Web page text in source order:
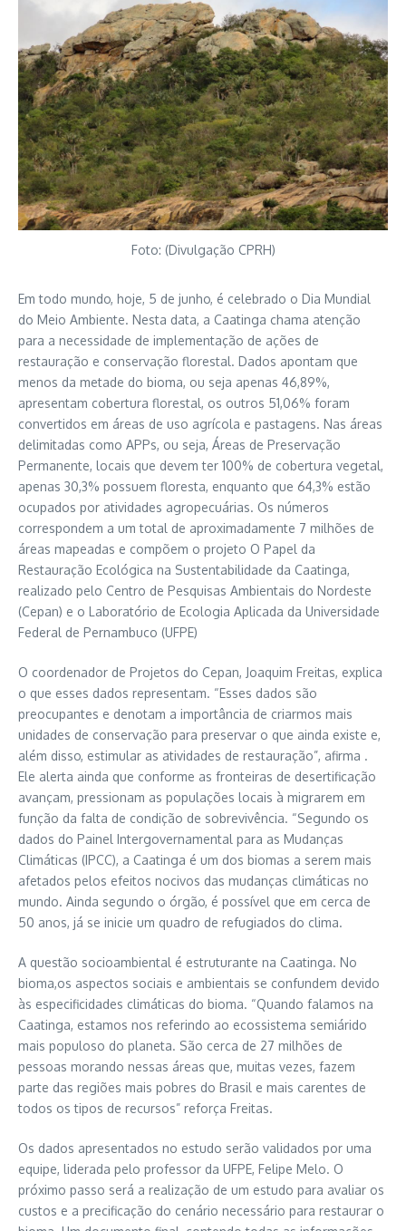
Foto: (Divulgação CPRH)
Em todo mundo, hoje, 5 de junho, é celebrado o Dia Mundial
do Meio Ambiente. Nesta data, a Caatinga chama atenção
para a necessidade de implementação de ações de
restauração e conservação florestal. Dados apontam que
menos da metade do bioma, ou seja apenas 46,89%,
apresentam cobertura florestal, os outros 51,06% foram
convertidos em áreas de uso agrícola e pastagens. Nas áreas
delimitadas como APPs, ou seja, Áreas de Preservação
Permanente, locais que devem ter 100% de cobertura vegetal,
apenas 30,3% possuem floresta, enquanto que 64,3% estão
ocupados por atividades agropecuárias. Os números
correspondem a um total de aproximadamente 7 milhões de
áreas mapeadas e compõem o projeto O Papel da
Restauração Ecológica na Sustentabilidade da Caatinga,
realizado pelo Centro de Pesquisas Ambientais do Nordeste
(Cepan) e o Laboratório de Ecologia Aplicada da Universidade
Federal de Pernambuco (UFPE)
O coordenador de Projetos do Cepan, Joaquim Freitas, explica
o que esses dados representam. “Esses dados são
preocupantes e denotam a importância de criarmos mais
unidades de conservação para preservar o que ainda existe e,
além disso, estimular as atividades de restauração”, afirma .
Ele alerta ainda que conforme as fronteiras de desertificação
avançam, pressionam as populações locais à migrarem em
função da falta de condição de sobrevivência. “Segundo os
dados do Painel Intergovernamental para as Mudanças
Climáticas (IPCC), a Caatinga é um dos biomas a serem mais
afetados pelos efeitos nocivos das mudanças climáticas no
mundo. Ainda segundo o órgão, é possível que em cerca de
50 anos, já se inicie um quadro de refugiados do clima.
A questão socioambiental é estruturante na Caatinga. No
bioma,os aspectos sociais e ambientais se confundem devido
às especificidades climáticas do bioma. “Quando falamos na
Caatinga, estamos nos referindo ao ecossistema semiárido
mais populoso do planeta. São cerca de 27 milhões de
pessoas morando nessas áreas que, muitas vezes, fazem
parte das regiões mais pobres do Brasil e mais carentes de
todos os tipos de recursos” reforça Freitas.
Os dados apresentados no estudo serão validados por uma
equipe, liderada pelo professor da UFPE, Felipe Melo. O
próximo passo será a realização de um estudo para avaliar os
custos e a precificação do cenário necessário para restaurar o